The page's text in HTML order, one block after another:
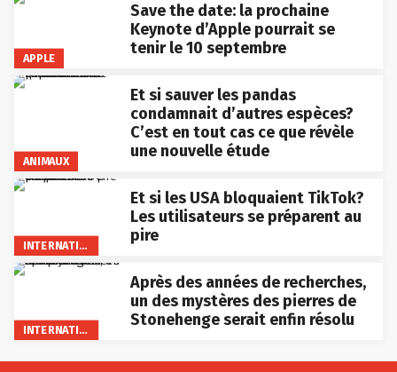
APPLE
Save the date: la prochaine
Keynote d’Apple pourrait se
tenir le 10 septembre
ANIMAUX
Et si sauver les pandas
condamnait d’autres espèces?
C’est en tout cas ce que révèle
une nouvelle étude
INTERNATIONAL
Et si les USA bloquaient TikTok?
Les utilisateurs se préparent au
pire
INTERNATIONAL
Après des années de recherches,
un des mystères des pierres de
Stonehenge serait enfin résolu